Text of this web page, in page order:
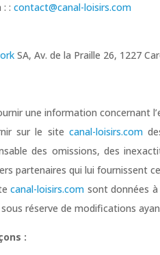
: :contact@canal-loisirs.com
SA, Av. de la Praille 26, 1227
une information concernant
sur le site canal-loisirs.com
des omissions, des
partenaires qui lui fournissent
canal-loisirs.com sont données
réserve de modifications
: